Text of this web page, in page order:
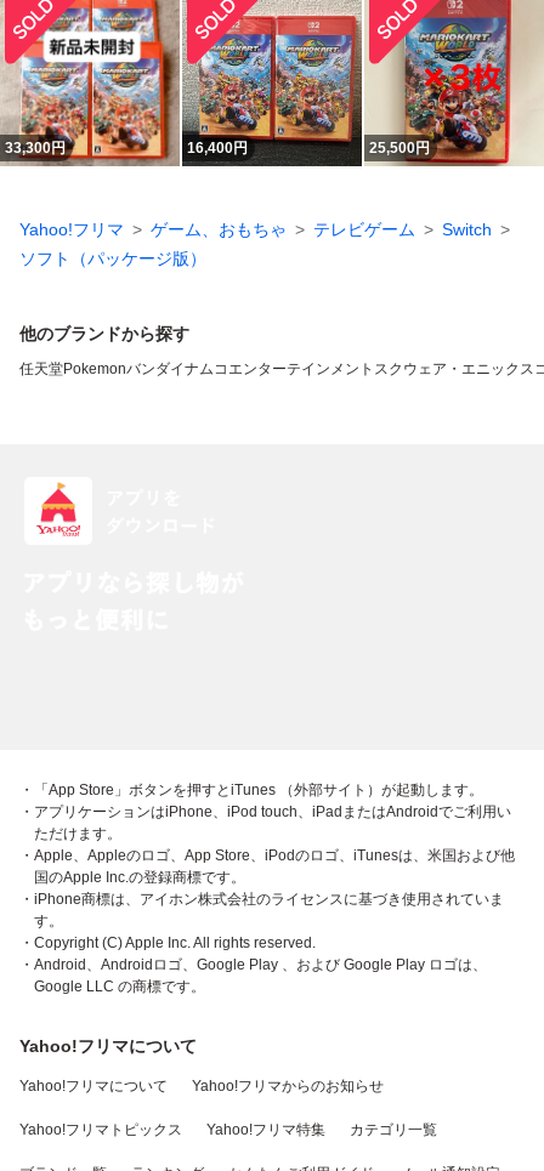
33,300円 16,400円 25,500円
Yahoo!フリマ ゲーム、おもちゃ テレビゲーム
Switch
ソフト（パッケージ版）
他のブランドから探す
任天堂Pokemonバンダイナムコエンターテインメント スクウェア・エニックス
・「App Store」ボタンを押すとiTunes （外部サイト）が起動します。
・アプリケーションはiPhone、iPod touch、iPadまたはAndroidでご利用い
ただけます。
・Apple、Appleのロゴ、App Store、iPodのロゴ、iTunesは、米国および他
国のApple Inc.の登録商標です。
・iPhone商標は、アイホン株式会社のライセンスに基づき使用されていま
す。
・Copyright (C) Apple Inc. All rights reserved.
・Android、Androidロゴ、Google Play 、および Google Play ロゴは、
Google LLC の商標です。
Yahoo!フリマについて
Yahoo!フリマについて Yahoo!フリマからのお知らせ
Yahoo!フリマトピックス Yahoo!フリマ特集 カテゴリ一覧